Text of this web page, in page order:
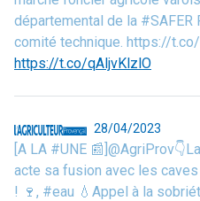
départemental de la #SAFER
comité technique. https://
https://t.co/qAljvKlzlO
28/04/2023
[A LA #UNE
acte sa fusion avec les
! 🍷, #eau 💧Appel à la